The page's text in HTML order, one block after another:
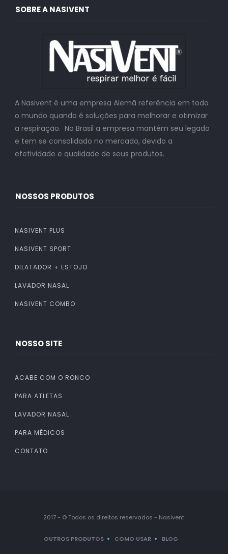
SOBRE A NASIVENT
A Nasivent é uma empresa Alemã referência em todo
o mundo quando é soluções para melhorar e otimizar
a respiração. No Brasil a empresa mantém seu legado
e tem se consolidado no mercado, devido a
efetividade e qualidade de seus produtos.
NOSSOS PRODUTOS
NASIVENT PLUS
NASIVENT SPORT
DILATADOR + ESTOJO
LAVADOR NASAL
NASIVENT COMBO
NOSSO SITE
ACABE COM O RONCO
PARA ATLETAS
LAVADOR NASAL
PARA MÉDICOS
CONTATO
2017 - © Todos os direitos reservados - Nasivent
OUTROS PRODUTOS COMO USAR BLOG